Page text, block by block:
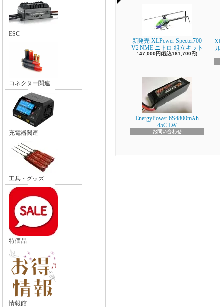
ESC
コネクター関連
充電器関連
工具・グッズ
特価品
情報館
新発売 XLPower Specter700
V2 NME ニトロ 組立キット
147,000円(税込161,700円)
EnergyPower 6S4800mAh
45C LW
お問い合わせ